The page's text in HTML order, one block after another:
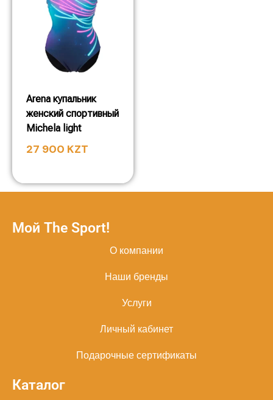
Arena купальник
женский спортивный
Michela light
27 900 KZT
Мой The Sport!
О компании
Наши бренды
Услуги
Личный кабинет
Подарочные сертификаты
Каталог